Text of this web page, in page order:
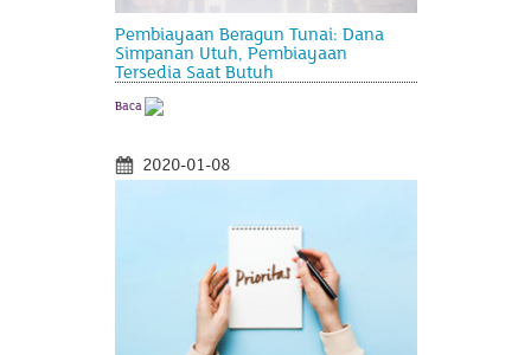
Pembiayaan Beragun Tunai: Dana
Simpanan Utuh, Pembiayaan
Tersedia Saat Butuh
Baca
2020-01-08